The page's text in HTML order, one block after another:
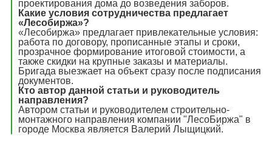
проектирования дома до возведения заборов.
Какие условия сотрудничества предлагает
«Лесобиржа»?
«Лесобиржа» предлагает привлекательные условия:
работа по договору, прописанные этапы и сроки,
прозрачное формирование итоговой стоимости, а
также скидки на крупные заказы и материалы.
Бригада выезжает на объект сразу после подписания
документов.
Кто автор данной статьи и руководитель
направления?
Автором статьи и руководителем строительно-
монтажного направления компании "ЛесоБиржа" в
городе Москва является Валерий Лыщицкий.